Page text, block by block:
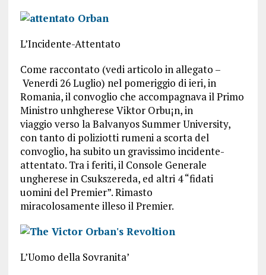
L’Incidente-Attentato
Come raccontato (vedi articolo in allegato –
Venerdi 26 Luglio) nel pomeriggio di ieri, in
Romania, il convoglio che accompagnava il Primo
Ministro unhgherese Viktor Orbu¡n, in
viaggio verso la Balvanyos Summer University,
con tanto di poliziotti rumeni a scorta del
convoglio, ha subito un gravissimo incidente-
attentato. Tra i feriti, il Console Generale
ungherese in Csu­kszereda, ed altri 4 “fidati
uomini del Premier”. Rimasto
miracolosamente illeso il Premier.
L’Uomo della Sovranita’